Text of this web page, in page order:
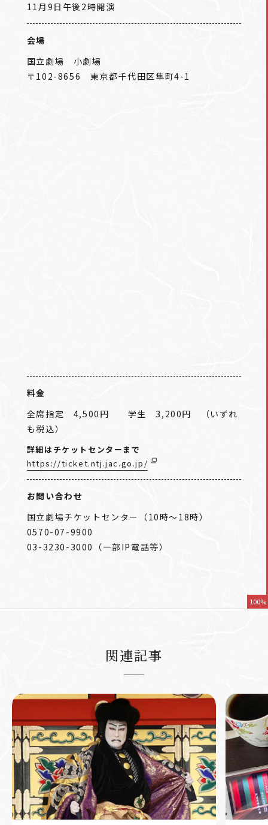
11月9日午後2時開演
会場
国立劇場 小劇場
〒102-8656 東京都千代田区隼町4-1
料金
全席指定 4,500円 学生 3,200円 （いずれ
も税込）
詳細はチケットセンターまで
https://ticket.ntj.jac.go.jp/
お問い合わせ
国立劇場チケットセンター（10時～18時）
0570-07-9900
03-3230-3000（一部IP電話等）
100%
関連記事